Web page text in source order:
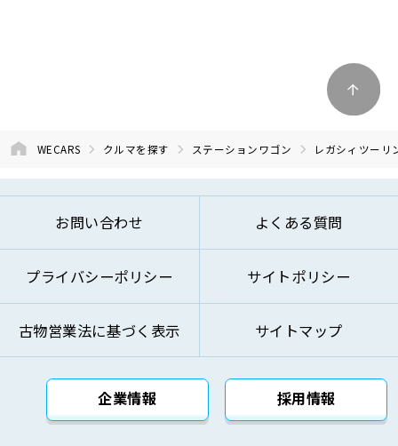
WECARS クルマを探す ステーションワゴン レガシィツーリ
お問い合わせ よくある質問
プライバシーポリシー サイトポリシー
古物営業法に基づく表示 サイトマップ
企業情報 採用情報